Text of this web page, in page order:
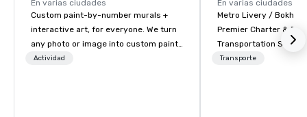
En varias ciudades
Custom paint-by-number murals +
interactive art, for everyone. We turn
any photo or image into custom paint-
by-number kits of any size for your
Actividad
En varias ciudades
Metro Livery / Bokhari
Premier Charter &
Transportation
with Style, Comfort &
Transporte